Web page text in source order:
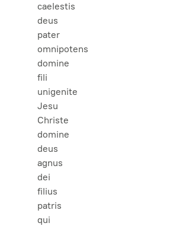
caelestis
deus
pater
omnipotens
domine
fili
unigenite
Jesu
Christe
domine
deus
agnus
dei
filius
patris
qui